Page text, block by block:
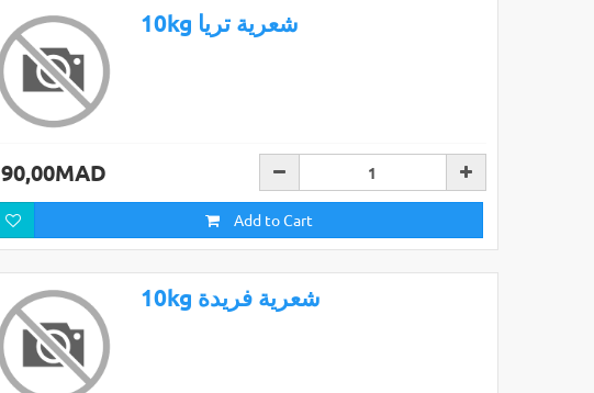
10kg شعرية تريا
90,00MAD
Add to Cart
10kg شعرية فريدة